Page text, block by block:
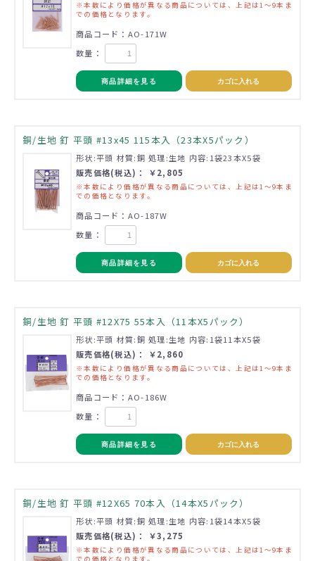
※本数により価格が異なる商品については、上記は1～9本ま
での価格となります。
商品コード：AO-171W
数量：
商品詳細を見る カゴに入れる
銅/生地 釘 平頭 #13x45 115本入（23本X5パック）
形状:平頭 材質:銅 処理:生地 内容:1袋23本X5袋
販売価格(税込)： ￥2,805
※本数により価格が異なる商品については、上記は1～9本ま
での価格となります。
商品コード：AO-187W
数量：
商品詳細を見る カゴに入れる
銅/生地 釘 平頭 #12X75 55本入（11本X5パック）
形状:平頭 材質:銅 処理:生地 内容:1袋11本X5袋
販売価格(税込)： ￥2,860
※本数により価格が異なる商品については、上記は1～9本ま
での価格となります。
商品コード：AO-186W
数量：
商品詳細を見る カゴに入れる
銅/生地 釘 平頭 #12X65 70本入（14本X5パック）
形状:平頭 材質:銅 処理:生地 内容:1袋14本X5袋
販売価格(税込)： ￥3,275
※本数により価格が異なる商品については、上記は1～9本ま
での価格となります。